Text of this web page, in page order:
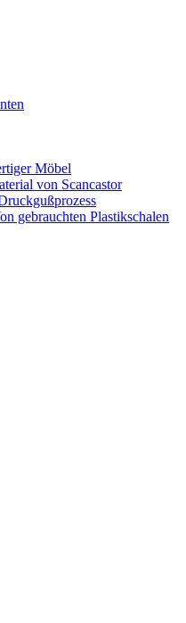
Möbel
von Scancastor
gebrauchten Plastikschalen